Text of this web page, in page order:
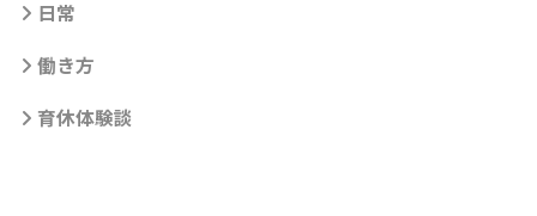
日常
働き方
育休体験談